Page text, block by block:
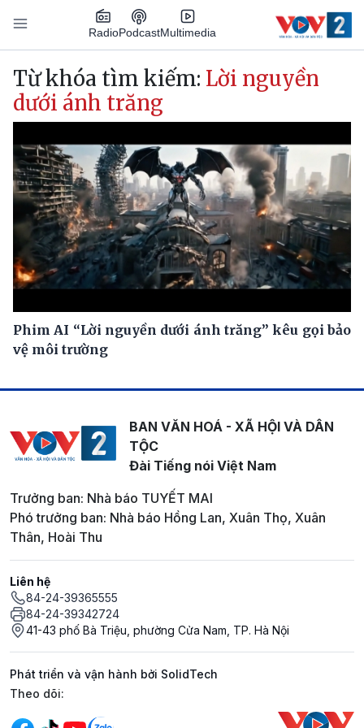
Nhảy đến nội dung
RadioPodcastMultimedia
Main navigation
Từ khóa tìm kiếm: Lời nguyền
dưới ánh trăng
Phim AI “Lời nguyền dưới ánh trăng” kêu gọi bảo
vệ môi trường
BAN VĂN HOÁ - XÃ HỘI VÀ DÂN
TỘC
Đài Tiếng nói Việt Nam
Trưởng ban: Nhà báo TUYẾT MAI
Phó trưởng ban: Nhà báo Hồng Lan, Xuân Thọ, Xuân
Thân, Hoài Thu
Liên hệ
84-24-39365555
84-24-39342724
41-43 phố Bà Triệu, phường Cửa Nam, TP. Hà Nội
Phát triển và vận hành bởi SolidTech
Mạng xã hội
Theo dõi: